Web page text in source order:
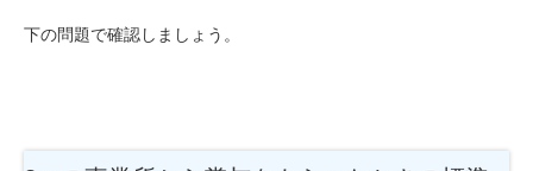
下の問題で確認しましょう。